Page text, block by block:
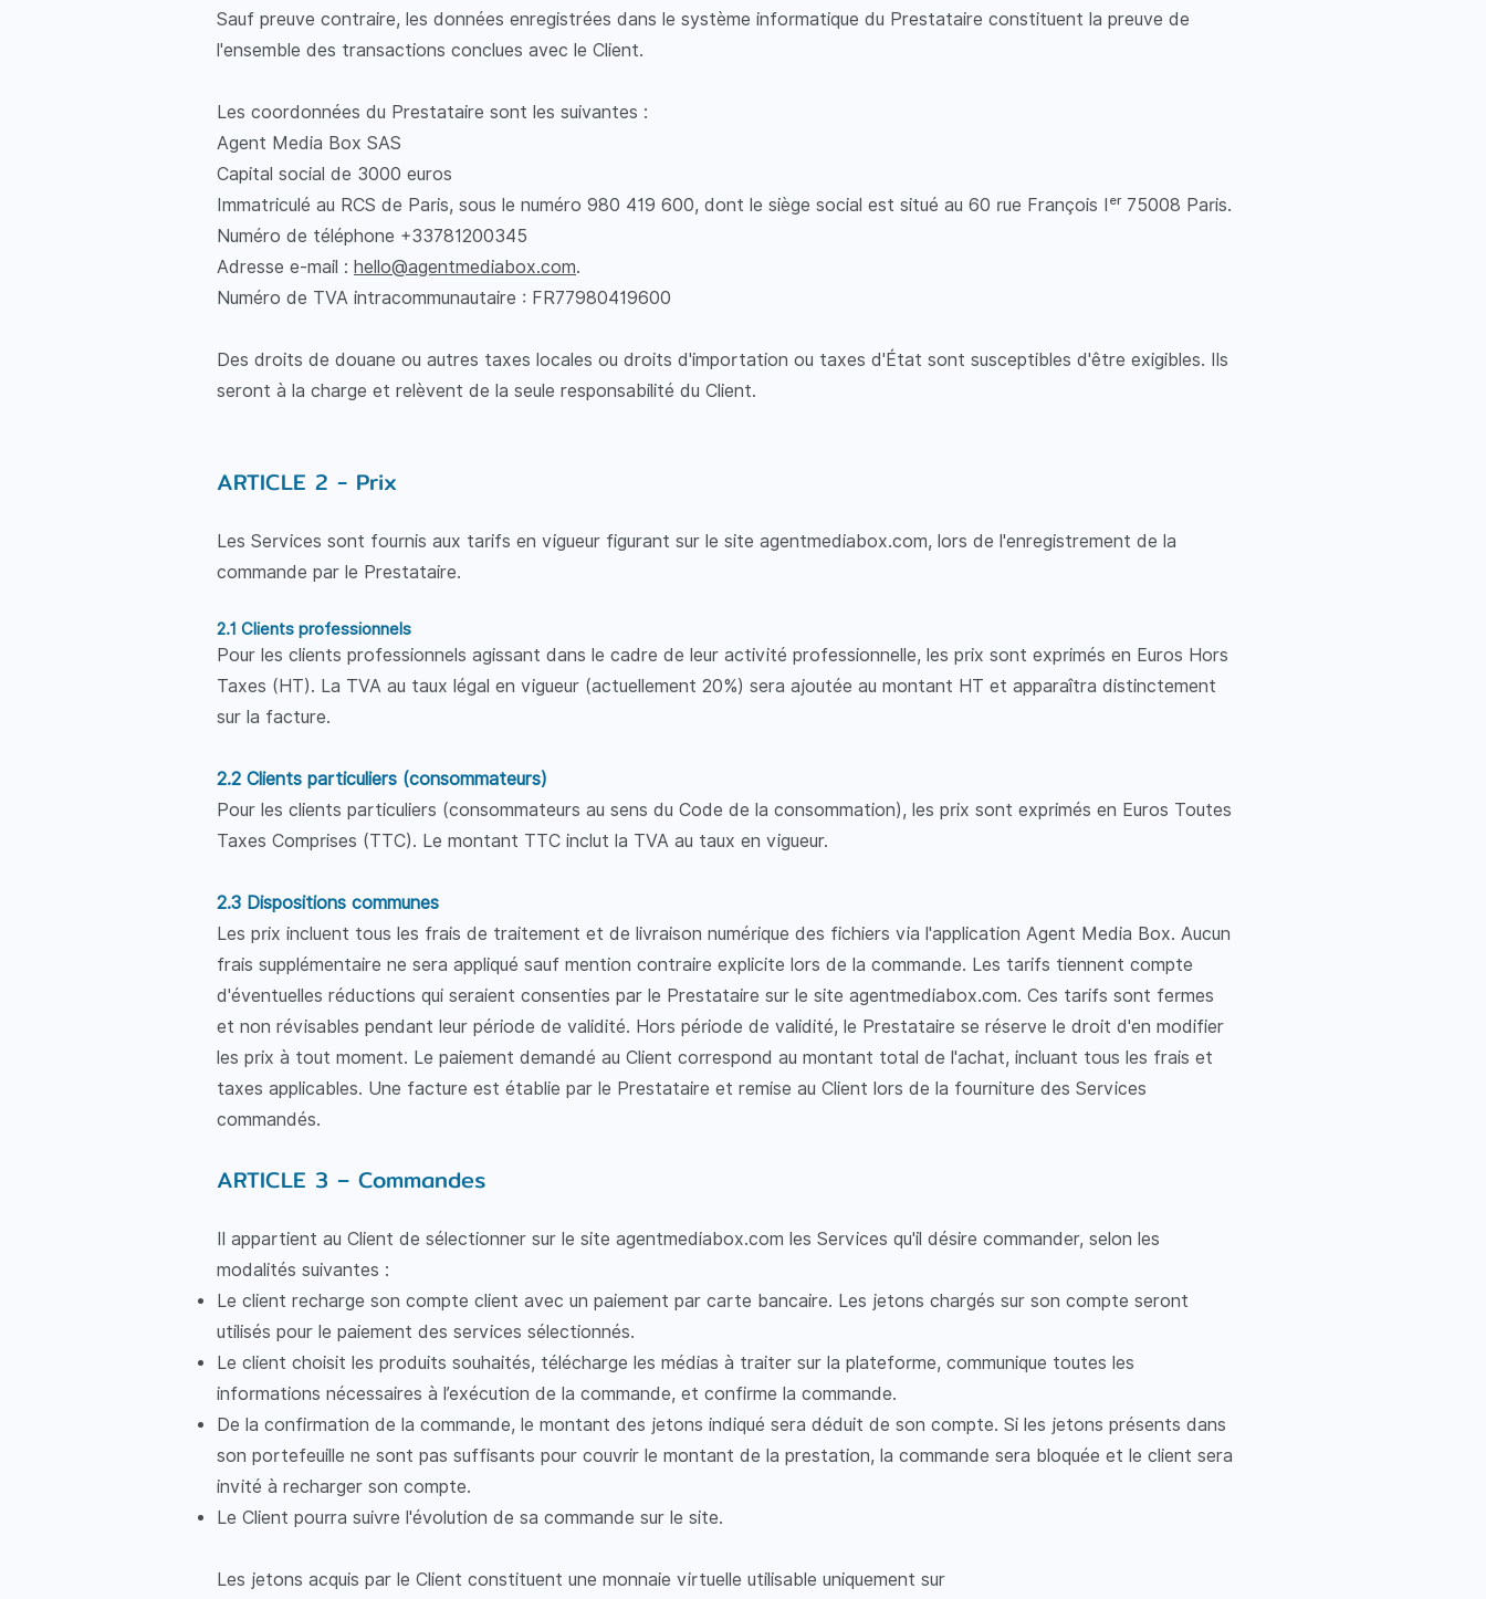
Sauf preuve contraire, les données enregistrées dans le système informatique du Prestataire constituent la preuve de
l'ensemble des transactions conclues avec le Client.
Les coordonnées du Prestataire sont les suivantes :
Agent Media Box SAS
Capital social de 3000 euros
Immatriculé au RCS de Paris, sous le numéro 980 419 600, dont le siège social est situé au 60 rue François Iᵉʳ 75008 Paris.
Numéro de téléphone +33781200345
Adresse e-mail : hello@agentmediabox.com.
Numéro de TVA intracommunautaire : FR77980419600
Des droits de douane ou autres taxes locales ou droits d'importation ou taxes d'État sont susceptibles d'être exigibles. Ils
seront à la charge et relèvent de la seule responsabilité du Client.
ARTICLE 2 - Prix
Les Services sont fournis aux tarifs en vigueur figurant sur le site agentmediabox.com, lors de l'enregistrement de la
commande par le Prestataire.
2.1 Clients professionnels
Pour les clients professionnels agissant dans le cadre de leur activité professionnelle, les prix sont exprimés en Euros Hors
Taxes (HT). La TVA au taux légal en vigueur (actuellement 20%) sera ajoutée au montant HT et apparaîtra distinctement
sur la facture.
2.2 Clients particuliers (consommateurs)
Pour les clients particuliers (consommateurs au sens du Code de la consommation), les prix sont exprimés en Euros Toutes
Taxes Comprises (TTC). Le montant TTC inclut la TVA au taux en vigueur.
2.3 Dispositions communes
Les prix incluent tous les frais de traitement et de livraison numérique des fichiers via l'application Agent Media Box. Aucun
frais supplémentaire ne sera appliqué sauf mention contraire explicite lors de la commande. Les tarifs tiennent compte
d'éventuelles réductions qui seraient consenties par le Prestataire sur le site agentmediabox.com. Ces tarifs sont fermes
et non révisables pendant leur période de validité. Hors période de validité, le Prestataire se réserve le droit d'en modifier
les prix à tout moment. Le paiement demandé au Client correspond au montant total de l'achat, incluant tous les frais et
taxes applicables. Une facture est établie par le Prestataire et remise au Client lors de la fourniture des Services
commandés.
ARTICLE 3 – Commandes
Il appartient au Client de sélectionner sur le site agentmediabox.com les Services qu'il désire commander, selon les
modalités suivantes :
Le client recharge son compte client avec un paiement par carte bancaire. Les jetons chargés sur son compte seront
utilisés pour le paiement des services sélectionnés.
Le client choisit les produits souhaités, télécharge les médias à traiter sur la plateforme, communique toutes les
informations nécessaires à l’exécution de la commande, et confirme la commande.
De la confirmation de la commande, le montant des jetons indiqué sera déduit de son compte. Si les jetons présents dans
son portefeuille ne sont pas suffisants pour couvrir le montant de la prestation, la commande sera bloquée et le client sera
invité à recharger son compte.
Le Client pourra suivre l'évolution de sa commande sur le site.
Les jetons acquis par le Client constituent une monnaie virtuelle utilisable uniquement sur